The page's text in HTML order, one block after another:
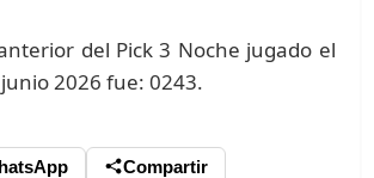
del Pick 3 Noche jugado el
2026 fue: 0243.
Compartir